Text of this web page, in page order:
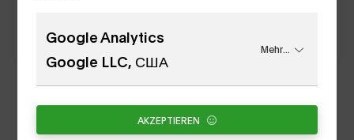
Übermorgen
Google Analytics
Google LLC, США
Mehr...
AKZEPTIEREN